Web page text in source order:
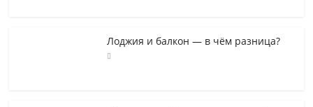
Лоджия и балкон — в чём разница?